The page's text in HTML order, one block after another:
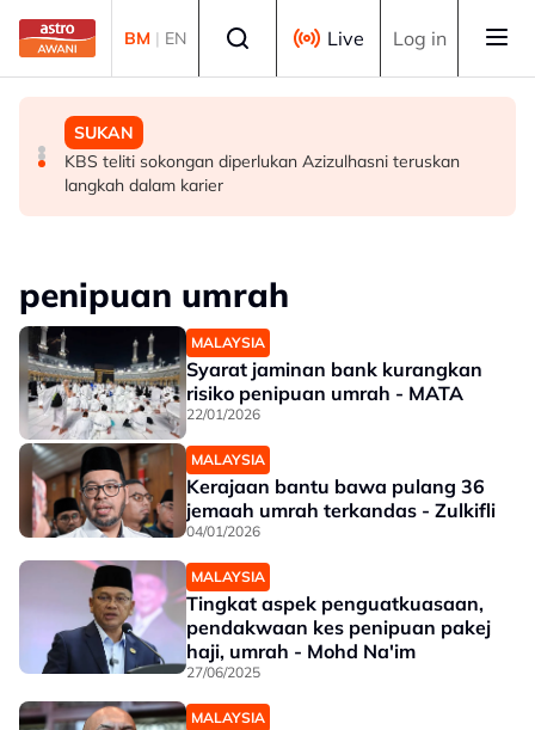
Skip to main content
BM | EN Live Log in
MALAYSIA
Ismail terajui tiga portfolio pentadbiran kerajaan Negeri
Sembilan
MALAYSIA
PM Anwar makan tengah hari, santuni masyarakat di
restoran salai Alor Gajah
SUKAN
KBS teliti sokongan diperlukan Azizulhasni teruskan
langkah dalam karier
penipuan umrah
MALAYSIA
Syarat jaminan bank kurangkan
risiko penipuan umrah - MATA
22/01/2026
MALAYSIA
Kerajaan bantu bawa pulang 36
jemaah umrah terkandas - Zulkifli
04/01/2026
MALAYSIA
Tingkat aspek penguatkuasaan,
pendakwaan kes penipuan pakej
haji, umrah - Mohd Na'im
27/06/2025
MALAYSIA